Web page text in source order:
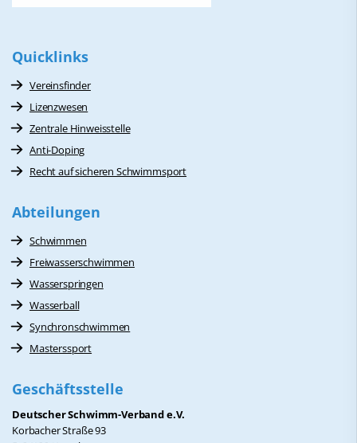
Quicklinks
Vereinsfinder
Lizenzwesen
Zentrale Hinweisstelle
Anti-Doping
Recht auf sicheren Schwimmsport
Abteilungen
Schwimmen
Freiwasserschwimmen
Wasserspringen
Wasserball
Synchronschwimmen
Masterssport
Geschäftsstelle
Deutscher Schwimm-Verband e.V.
Korbacher Straße 93